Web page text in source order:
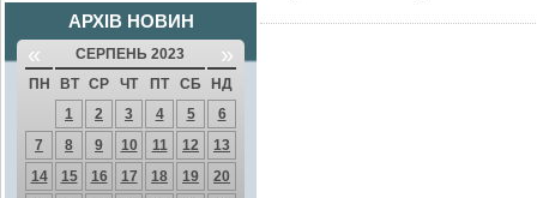
АРХІВ НОВИН
« СЕРПЕНЬ 2023 »
ПН ВТ СР ЧТ ПТ СБ
НД
1
2 3 4 5
6
7
8 9 10 11 12
13
14
15 16 17 18 19
20